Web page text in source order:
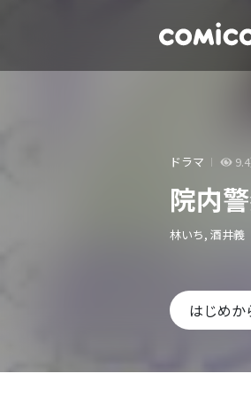
ドラマ
院内
林いち, 酒井義
はじめか